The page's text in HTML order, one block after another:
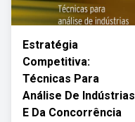
Estratégia
Competitiva:
Técnicas Para
Análise De Indústrias
E Da Concorrência